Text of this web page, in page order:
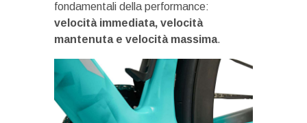
fondamentali della performance:
velocità immediata, velocità
mantenuta e velocità massima.